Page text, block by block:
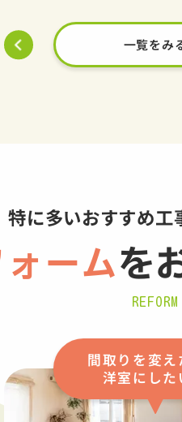
一覧をみ
特に多いおすすめ工
ームを
REFORM
間取りを変え
洋室にした